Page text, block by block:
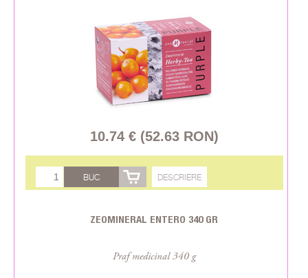
10.74 € (52.63 RON)
BUC DESCRIERE
ZEOMINERAL ENTERO 340 GR
Praf medicinal 340 g